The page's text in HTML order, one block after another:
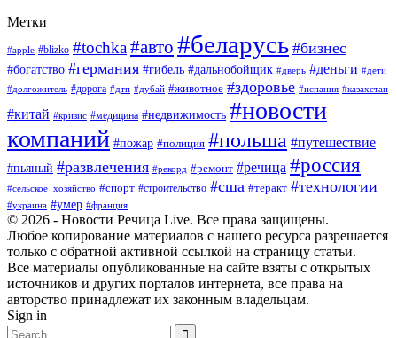
Метки
#apple #blizko #tochka#авто #беларусь #бизнес
#богатство #германия #гибель #дальнобойщик #дверь #деньги #дети
#долгожитель #дорога #дтп #дубай #животное #здоровье #испания #казахстан
#китай #кризис #медицина #недвижимость #новости
компаний #пожар #полиция #польша #путешествие
#пьяный #развлечения #рекорд #ремонт #речица #россия
#сельское_хозяйство #спорт #строительство #сша #теракт #технологии
#украина #умер #франция
© 2026 - Новости Речица Live. Все права защищены.
Любое копирование материалов с нашего ресурса разрешается
только с обратной активной ссылкой на страницу статьи.
Все материалы опубликованные на сайте взяты с открытых
источников и других порталов интернета, все права на
авторство принадлежат их законным владельцам.
Sign in